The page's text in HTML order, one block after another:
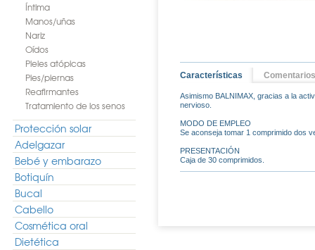
Íntima
Manos/uñas
Nariz
Oídos
Pieles atópicas
Pies/piernas
Reafirmantes
Tratamiento de los senos
Protección solar
Adelgazar
Bebé y embarazo
Botiquín
Bucal
Cabello
Cosmética oral
Dietética
Características Comentarios
Asimismo BALNIMAX, gracias a la
nervioso.
MODO DE EMPLEO
Se aconseja tomar 1 comprimido dos
PRESENTACIÓN
Caja de 30 comprimidos.